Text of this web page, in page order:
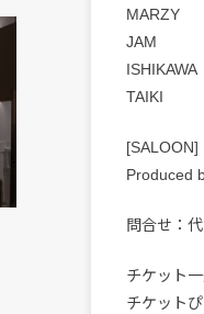
MARZY
JAM
ISHIKAWA
TAIKI
[SALOON]
Produced
問合せ：
チケット
チケット